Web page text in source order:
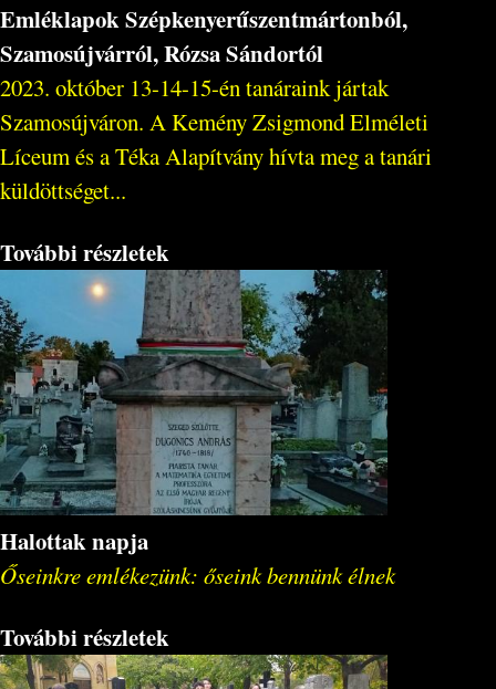
Emléklapok Szépkenyerűszentmártonból,
Szamosújvárról, Rózsa Sándortól
2023. október 13-14-15-én tanáraink jártak
Szamosújváron. A Kemény Zsigmond Elméleti
Líceum és a Téka Alapítvány hívta meg a tanári
küldöttséget...
További részletek
Halottak napja
Őseinkre emlékezünk: őseink bennünk élnek
További részletek